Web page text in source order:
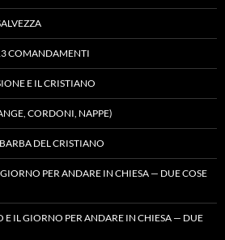
COMANDAMENTI
E IL CRISTIANO
CORDONI, NAPPE)
DEL CRISTIANO
PER ANDARE IN CHIESA — DUE COSE
E IL GIORNO PER ANDARE IN CHIESA — DUE